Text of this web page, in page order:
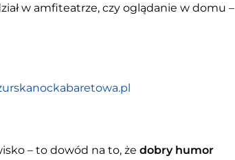
w amfiteatrze, czy oglądanie w domu –
– to dowód na to, że dobry humor